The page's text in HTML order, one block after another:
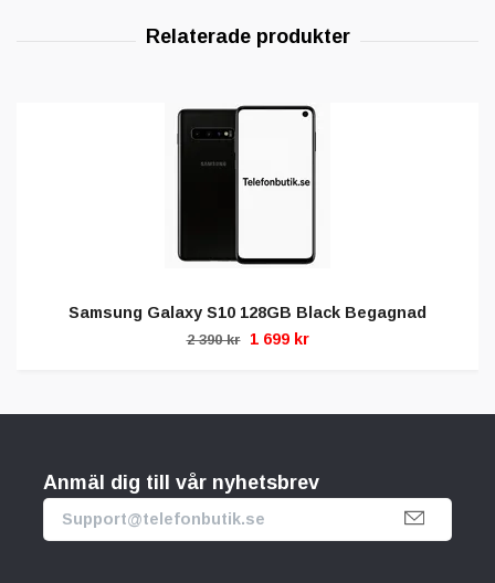
Samsung Galaxy S10 128GB Black Begagnad
2 390 kr 1 699 kr
Anmäl dig till vår nyhetsbrev